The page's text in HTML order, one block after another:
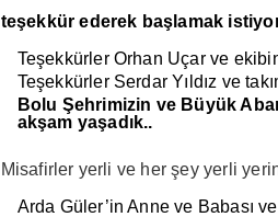
teşekkür ederek başlamak
Teşekkürler Orhan Uçar ve
Teşekkürler Serdar Yıldız ve
Bolu Şehrimizin ve Büyük
akşam yaşadık..
Misafirler yerli ve her şey yerli
Arda Güler’in Anne ve Babası